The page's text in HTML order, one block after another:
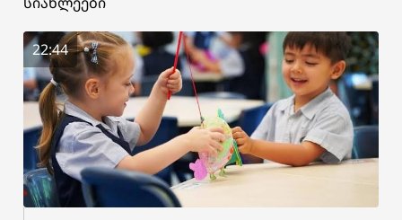
22:44